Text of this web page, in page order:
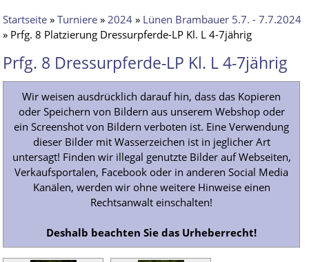
Startseite »Turniere »2024 » Lünen Brambauer 5.7. - 7.7.2024
» Prfg. 8 Platzierung Dressurpferde-LP Kl. L 4-7jährig
Prfg. 8 Dressurpferde-LP Kl. L 4-7jährig
Wir weisen ausdrücklich darauf hin, dass das Kopieren
oder Speichern von Bildern aus unserem Webshop oder
ein Screenshot von Bildern verboten ist. Eine Verwendung
dieser Bilder mit Wasserzeichen ist in jeglicher Art
untersagt! Finden wir illegal genutzte Bilder auf Webseiten,
Verkaufsportalen, Facebook oder in anderen Social Media
Kanälen, werden wir ohne weitere Hinweise einen
Rechtsanwalt einschalten!
Deshalb beachten Sie das Urheberrecht!